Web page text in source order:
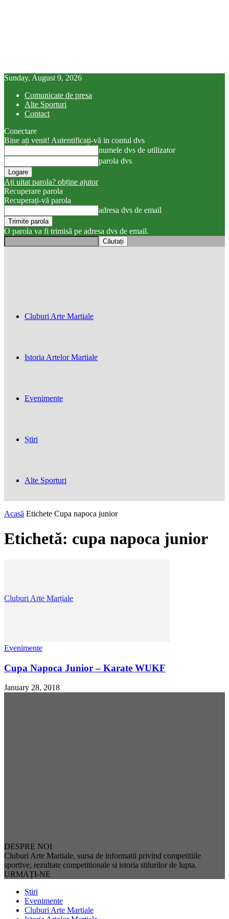
Sunday, August 9, 2026
Comunicate de presa
Alte Sporturi
Contact
Conectare
Bine ați venit! Autentificați-vă in contul dvs
numele dvs de utilizator
parola dvs
Ați uitat parola? obține ajutor
Recuperare parola
Recuperați-vă parola
adresa dvs de email
O parola va fi trimisă pe adresa dvs de email.
Cluburi Arte Marțiale
Cluburi Arte Martiale
Istoria Artelor Martiale
Evenimente
Știri
Alte Sporturi
Acasă Etichete Cupa napoca junior
Etichetă: cupa napoca junior
Evenimente
Cupa Napoca Junior – Karate WUKF
January 28, 2018
DESPRE NOI
Cluburi Arte Martiale, sursa de informatii privind competitiile
sportive, rezultate competitionale si istoria stilurilor de lupta.
URMAȚI-NE
Știri
Evenimente
Cluburi Arte Martiale